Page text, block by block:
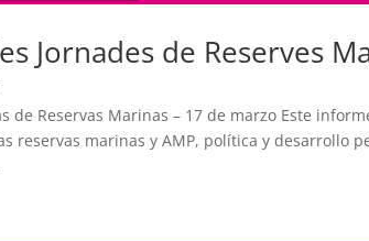
Jornades de Reserves
de Reservas Marinas – 17 de marzo Este
reservas marinas y AMP, política y desarrollo